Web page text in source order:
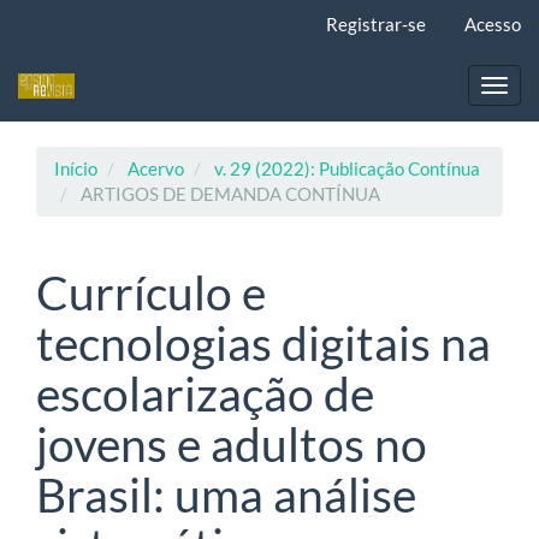
principal
Registrar-se Acesso
Início Acervo
v. 29 (2022): Publicação Contínua
ARTIGOS DE DEMANDA CONTÍNUA
Currículo e
tecnologias digitais na
escolarização de
jovens e adultos no
Brasil: uma análise